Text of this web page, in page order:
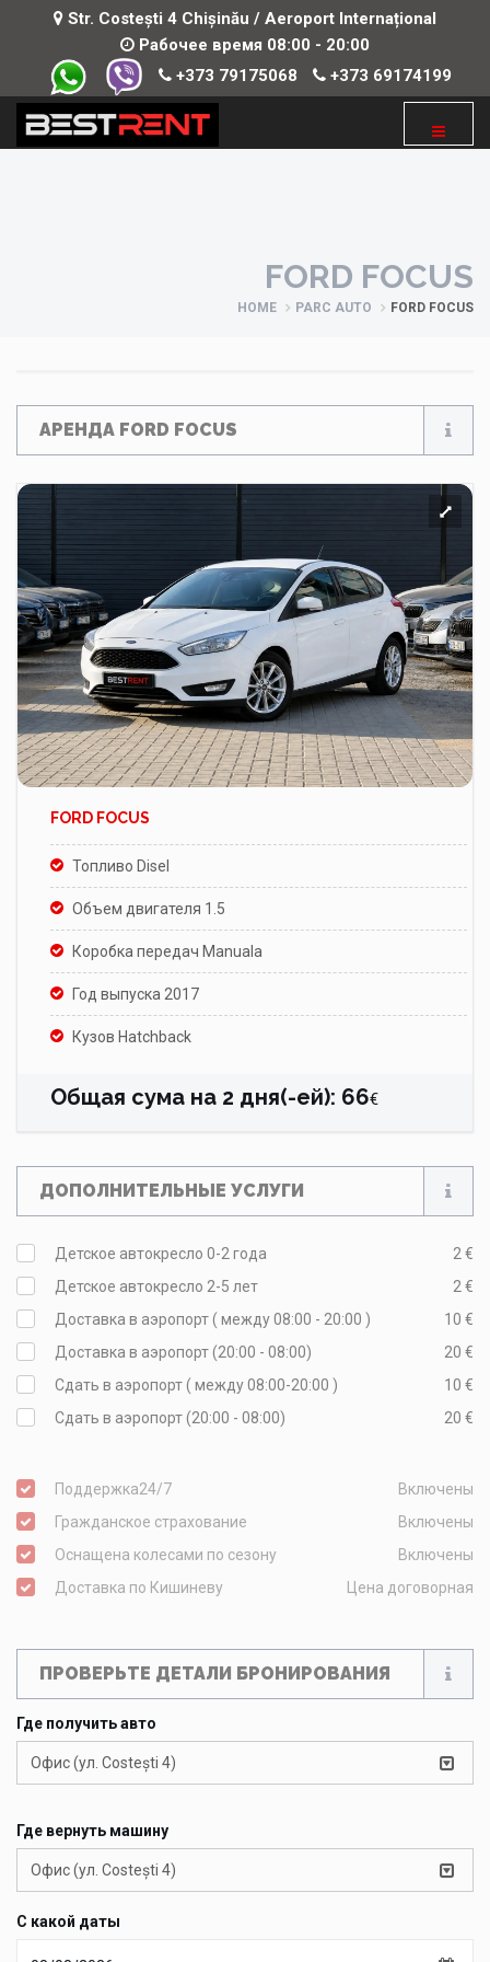
Str. Costești 4 Chișinău / Aeroport Internațional
Рабочее время 08:00 - 20:00
+373 79175068
+373 69174199
FORD FOCUS
HOME PARC AUTO FORD FOCUS
АРЕНДА FORD FOCUS
FORD FOCUS
Топливо Disel
Объем двигателя 1.5
Коробка передач Manuala
Год выпуска 2017
Кузов Hatchback
Общая сума на 2 дня(-ей): 66€
ДОПОЛНИТЕЛЬНЫЕ УСЛУГИ
Детское автокресло 0-2 года
2 €
Детское автокресло 2-5 лет
2 €
Доставка в аэропорт ( между 08:00 - 20:00 )
10 €
Доставка в аэропорт (20:00 - 08:00)
20 €
Сдать в аэропорт ( между 08:00-20:00 )
10 €
Сдать в аэропорт (20:00 - 08:00)
20 €
Поддержка24/7
Включены
Гражданское страхование
Включены
Оснащена колесами по сезону
Включены
Доставка по Кишиневу
Цена договорная
ПРОВЕРЬТЕ ДЕТАЛИ БРОНИРОВАНИЯ
Где получить авто
Офис (ул. Costești 4)
Где вернуть машину
Офис (ул. Costești 4)
С какой даты